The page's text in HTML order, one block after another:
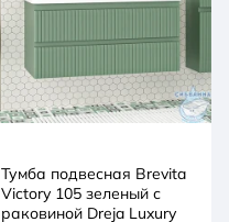
Тумба подвесная Brevita
Victory 105 зеленый с
раковиной Dreja Luxury